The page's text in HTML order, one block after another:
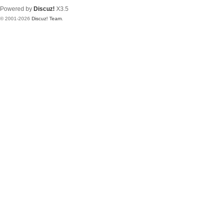
Powered by Discuz! X3.5
© 2001-2026 Discuz! Team